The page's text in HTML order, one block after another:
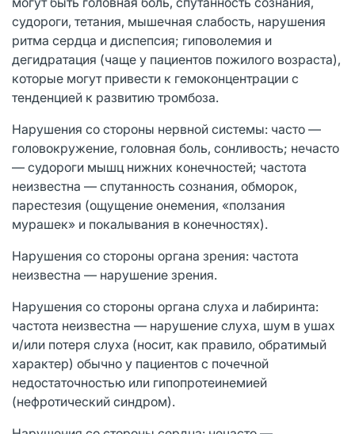
судороги, тетания, мышечная слабость, нарушения
ритма сердца и диспепсия; гиповолемия и
дегидратация (чаще у пациентов пожилого возраста),
которые могут привести к гемоконцентрации с
тенденцией к развитию тромбоза.
Нарушения со стороны нервной системы: часто ―
головокружение, головная боль, сонливость; нечасто
― судороги мышц нижних конечностей; частота
неизвестна ― спутанность сознания, обморок,
парестезия (ощущение онемения, «ползания
мурашек» и покалывания в конечностях).
Нарушения со стороны органа зрения: частота
неизвестна ― нарушение зрения.
Нарушения со стороны органа слуха и лабиринта:
частота неизвестна ― нарушение слуха, шум в ушах
и/или потеря слуха (носит, как правило, обратимый
характер) обычно у пациентов с почечной
недостаточностью или гипопротеинемией
(нефротический синдром).